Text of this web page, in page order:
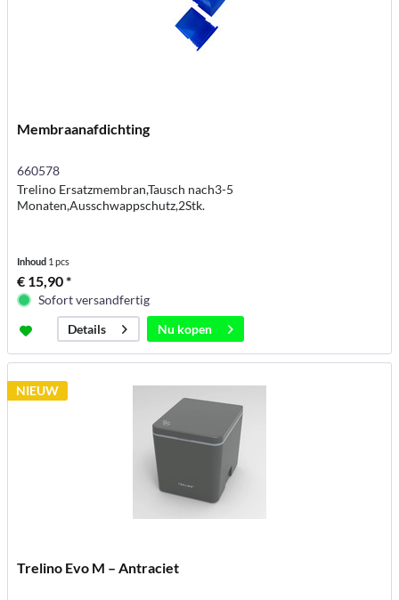
Membraanafdichting
660578
Trelino Ersatzmembran,Tausch nach3-5
Monaten,Ausschwappschutz,2Stk.
Inhoud 1 pcs
€ 15,90 *
Sofort versandfertig
Details
Nu kopen
NIEUW
Trelino Evo M – Antraciet